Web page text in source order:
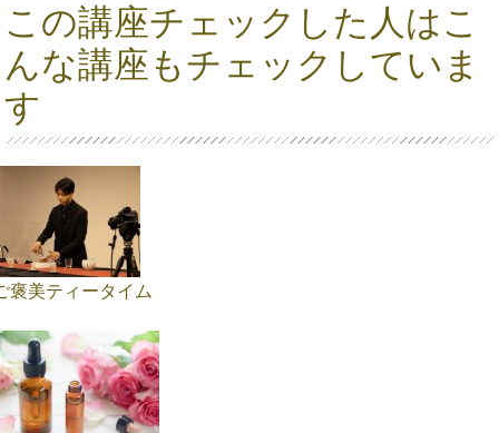
この講座チェックした人はこ
んな講座もチェックしていま
す
褒美ティータイム